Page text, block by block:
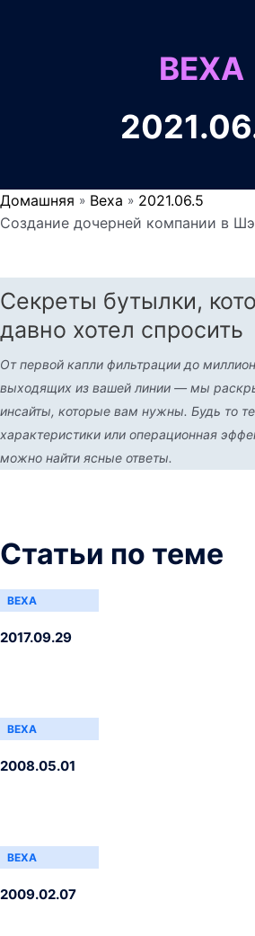
ВЕХА
Домашняя » Веха » 2021.06.5
Создание дочерней компании в
Секреты бутылки,
давно хотел спросить
От первой капли фильтрации до
выходящих из вашей линии — мы
инсайты, которые вам нужны. Будь то
характеристики или операционная
можно найти ясные ответы.
Статьи по теме
ВЕХА
2017.09.29
ВЕХА
2008.05.01
ВЕХА
2009.02.07